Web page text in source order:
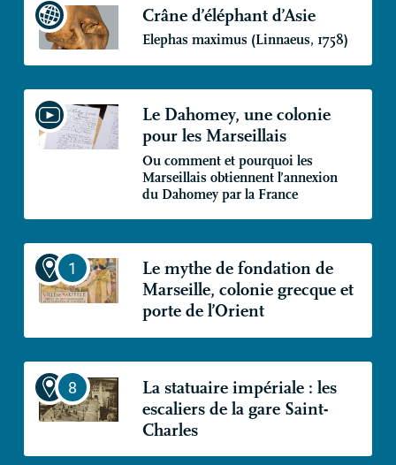
Crâne d’éléphant d’Asie
Elephas maximus (Linnaeus, 1758)
Le Dahomey, une colonie
pour les Marseillais
Ou comment et pourquoi les
Marseillais obtiennent l’annexion
du Dahomey par la France
Le mythe de fondation de
Marseille, colonie grecque et
porte de l’Orient
La statuaire impériale : les
escaliers de la gare Saint-
Charles